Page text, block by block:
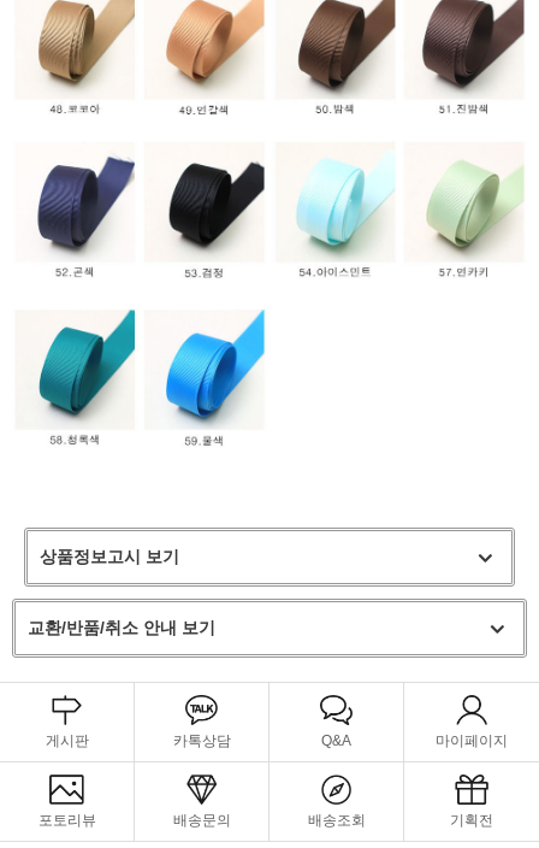
상품정보고시 보기
교환/반품/취소 안내 보기
게시판 카톡상담 Q&A 마이페이지
포토리뷰 배송문의 배송조회 기획전